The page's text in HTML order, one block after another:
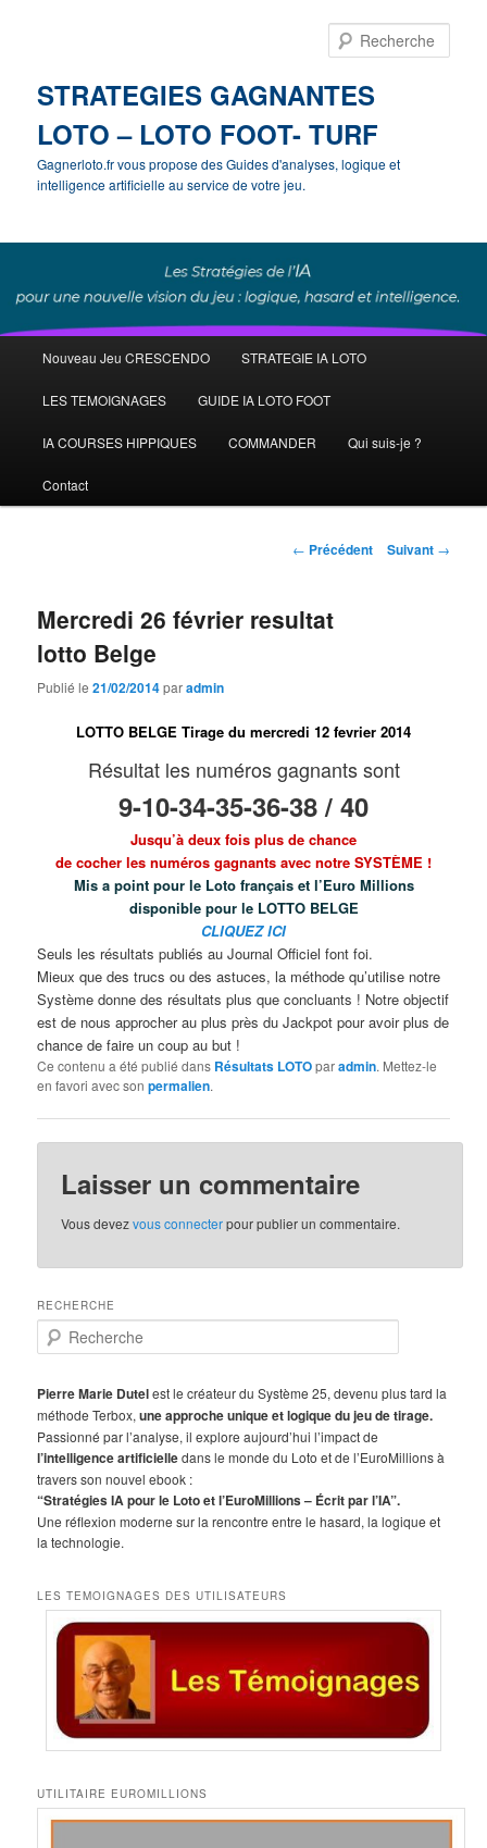
STRATEGIES GAGNANTES
LOTO – LOTO FOOT- TURF
Gagnerloto.fr vous propose des Guides d'analyses, logique et
intelligence artificielle au service de votre jeu.
principal
Aller
au
contenu
Nouveau Jeu CRESCENDO STRATEGIE IA LOTO
LES TEMOIGNAGES GUIDE IA LOTO FOOT
IA COURSES HIPPIQUES COMMANDER Qui suis-je ?
Contact
Navigation
← Précédent Suivant →
Mercredi 26 février resultat
lotto Belge
Publié le21/02/2014paradmin
LOTTO BELGE Tirage du mercredi 12 fevrier 2014
Résultat les numéros gagnants sont
9-10-34-35-36-38 / 40
Jusqu’à deux fois plus de chance
de cocher les numéros gagnants avec notre SYSTÈME !
Mis a point pour le Loto français et l’Euro Millions
disponible pour le LOTTO BELGE
CLIQUEZ ICI
Seuls les résultats publiés au Journal Officiel font foi.
Mieux que des trucs ou des astuces, la méthode qu’utilise notre
Système donne des résultats plus que concluants ! Notre objectif
est de nous approcher au plus près du Jackpot pour avoir plus de
chance de faire un coup au but !
Ce contenu a été publié dans Résultats LOTOparadmin. Mettez-le
en favori avec sonpermalien.
Laisser un commentaire
Vous devezvous connecterpour publier un commentaire.
RECHERCHE
e
h
e
r
c
h
e
Pierre Marie Dutelest le créateur du Système 25, devenu plus tard la
méthode Terbox,une approche unique et logique du jeu de tirage.
Passionné par l’analyse, il explore aujourd’hui l’impact de
l’intelligence artificielledans le monde du Loto et de l’EuroMillions à
travers son nouvel ebook :
“Stratégies IA pour le Loto et l’EuroMillions – Écrit par l’IA”.
Une réflexion moderne sur la rencontre entre le hasard, la logique et
la technologie.
LES TEMOIGNAGES DES UTILISATEURS
UTILITAIRE EUROMILLIONS